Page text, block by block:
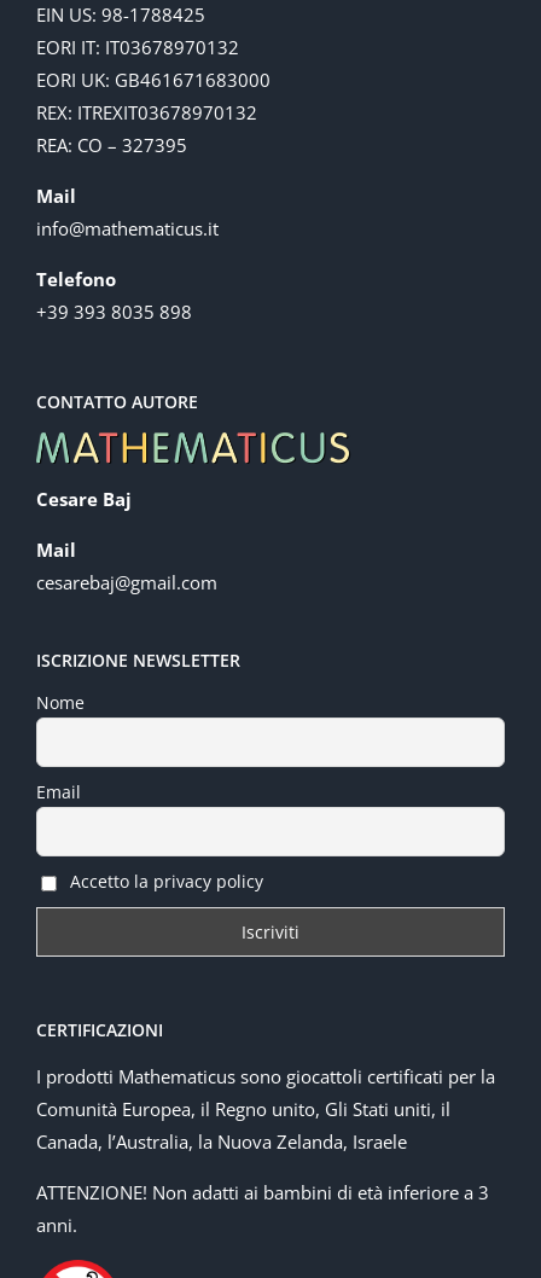
EIN US: 98-1788425
EORI IT: IT03678970132
EORI UK: GB461671683000
REX: ITREXIT03678970132
REA: CO – 327395
Mail
info@mathematicus.it
Telefono
+39 393 8035 898
CONTATTO AUTORE
Cesare Baj
Mail
cesarebaj@gmail.com
ISCRIZIONE NEWSLETTER
Nome
Email
Accetto la privacy policy
CERTIFICAZIONI
I prodotti Mathematicus sono giocattoli certificati per la
Comunità Europea, il Regno unito, Gli Stati uniti, il
Canada, l’Australia, la Nuova Zelanda, Israele
ATTENZIONE! Non adatti ai bambini di età inferiore a 3
anni.